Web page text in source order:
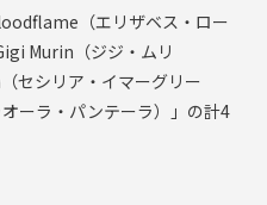
（エリザベス・ロー
Murin（ジジ・ムリ
セシリア・イマーグリー
ーラ・パンテーラ）」の計4